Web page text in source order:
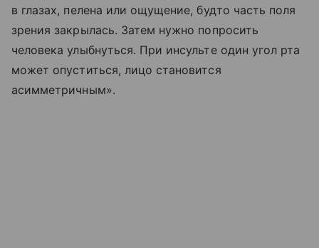
в глазах, пелена или ощущение, будто часть поля
зрения закрылась. Затем нужно попросить
человека улыбнуться. При инсульте один угол рта
может опуститься, лицо становится
асимметричным».